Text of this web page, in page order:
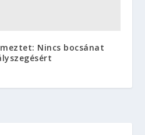
Nincs bocsánat